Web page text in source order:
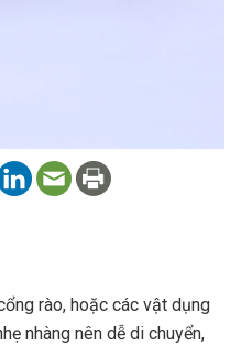
rào, hoặc các vật dụng
nhàng nên dễ di chuyển,